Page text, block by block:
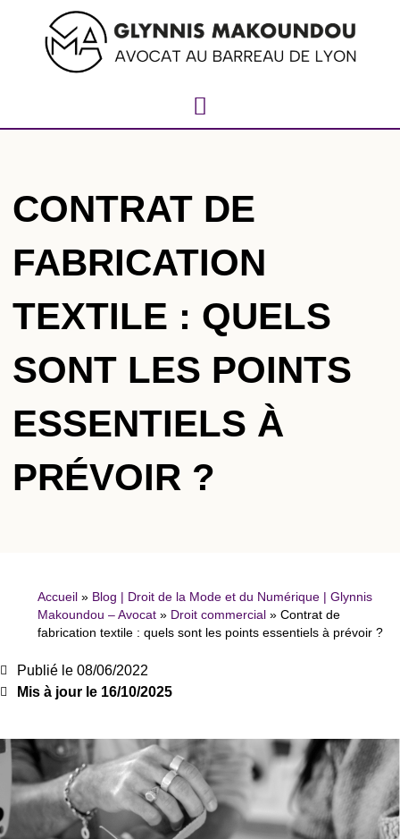
CONTRAT DE
FABRICATION
TEXTILE : QUELS
SONT LES POINTS
ESSENTIELS À
PRÉVOIR ?
Accueil » Blog | Droit de la Mode et du Numérique | Glynnis
Makoundou – Avocat » Droit commercial » Contrat de
fabrication textile : quels sont les points essentiels à prévoir ?
Publié le 08/06/2022
Mis à jour le 16/10/2025